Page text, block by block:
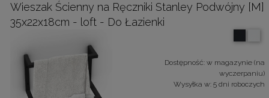
Wieszak Ścienny na Ręczniki Stanley Podwójny [M]
35x22x18cm - loft - Do Łazienki
Dostępność: w magazynie (na
wyczerpaniu)
Wysyłka w: 5 dni roboczych